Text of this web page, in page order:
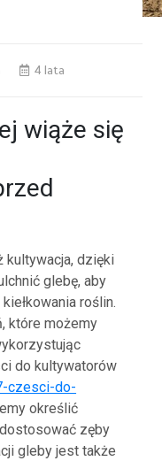
4 lata
wiąże się
kultywacja, dzięki
glebę, aby
roślin.
które możemy
do kultywatorów
czesci-do-
określić
zęby
gleby jest także